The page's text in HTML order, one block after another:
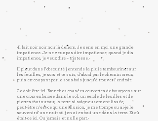
-Il fait noir noir noir là dehors. Je sens en moi une grande
impatience. Je ne veux pas dire impatience, quand je dis
impatience, je veux dire – tristesse.-
II pleut dans l’obscurité j’entends la pluie tambouriner sur
les feuilles, je sors et te suis, d’abord par le chemin creux,
puis en coupant par le sous-bois jusqu’à trouver l’endroit.
Ce doit être ici. Branches cassées couvertes de bourgeons sur
une croix enfoncée dans le sol, un cercle de feuilles et de
pierres tout autour, la terre si soigneusement lissée;
peut-être n’est-ce qu’une illusion, je me trompe ou ai-je le
souvenir d’une nuit où j’en ai enfoui une dans la terre. Et où
était-ce ici. Ou jamais et nulle part.-